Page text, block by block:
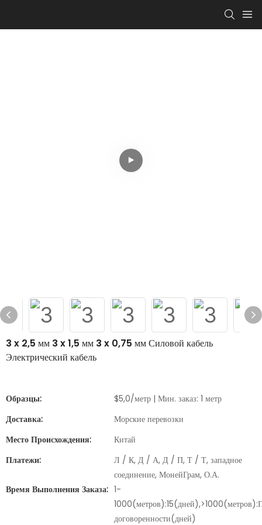
3 x 2,5 мм 3 x 1,5 мм 3 x 0,75 мм Силовой кабель
Электрический кабель
Образцы:
$5,0/метр | Мин. заказ: 1 метр
Доставка:
Морские перевозки
Место Происхождения:
Китай
Платежи:
Л / К, Д / А, Д / П, Т / Т, западное
соединение, МонейГрам, О.А.
Время Выполнения Заказа: 1-
договоренности(дней)